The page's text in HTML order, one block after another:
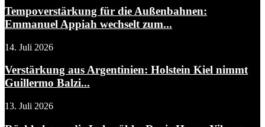
Tempoverstärkung für die Außenbahnen:
Emmanuel Appiah wechselt zum...
14. Juli 2026
Verstärkung aus Argentinien: Holstein Kiel nimmt
Guillermo Balzi...
13. Juli 2026